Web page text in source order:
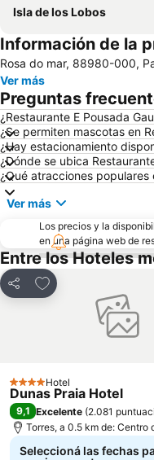
Isla de los Lobos
Información de la
Rosa do mar, 88980-000,
Ver más
Preguntas
¿Restaurante E Pousada
¿Se permiten mascotas en
¿Hay estacionamiento
¿Dónde se ubica
¿Qué atracciones
Ver más
Los precios y la
en una página web de
Entre los Hoteles
Compartir
Añadir a favoritos
4 Estrellas
Hotel
Dunas Praia Hotel
9,1 Excelente (2.081
Torres, a 0.5 km de: Centro
Seleccioná las fechas